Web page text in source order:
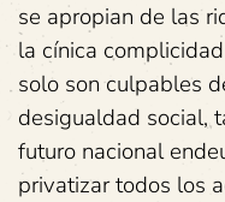
se apropian de las
la cínica
solo son culpables
desigualdad social,
futuro nacional
privatizar todos los